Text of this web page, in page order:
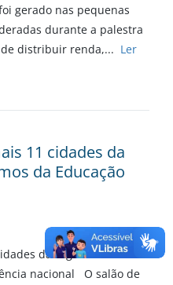
gerado nas pequenas
durante a palestra
distribuir renda,... Ler
11 cidades da
da Educação
da região e debateu
nacional O salão de